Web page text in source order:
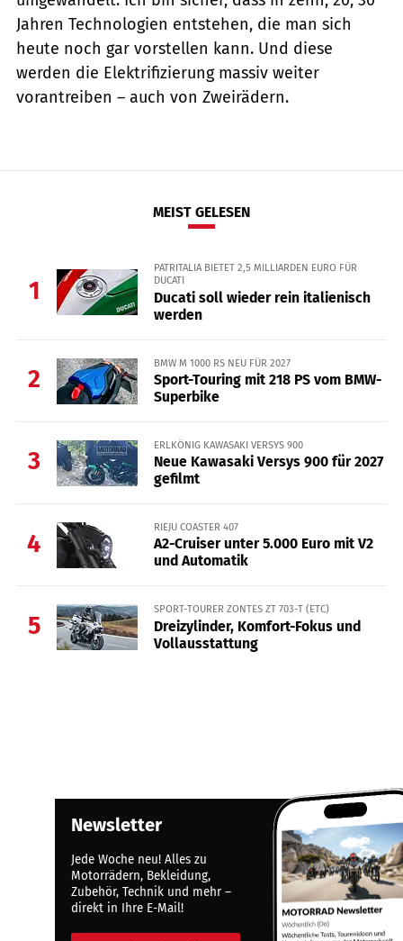
Jahren Technologien entstehen, die man sich
heute noch gar vorstellen kann. Und diese
werden die Elektrifizierung massiv weiter
vorantreiben – auch von Zweirädern.
MEIST GELESEN
1
PATRITALIA BIETET 2,5 MILLIARDEN EURO FÜR
DUCATI
Ducati soll wieder rein italienisch
werden
2
BMW M 1000 RS NEU FÜR 2027
Sport-Touring mit 218 PS vom BMW-
Superbike
3
ERLKÖNIG KAWASAKI VERSYS 900
Neue Kawasaki Versys 900 für 2027
gefilmt
4
RIEJU COASTER 407
A2-Cruiser unter 5.000 Euro mit V2
und Automatik
5
SPORT-TOURER ZONTES ZT 703-T (ETC)
Dreizylinder, Komfort-Fokus und
Vollausstattung
Newsletter
Jede Woche neu! Alles zu
Motorrädern, Bekleidung,
Zubehör, Technik und mehr –
direkt in Ihre E-Mail!